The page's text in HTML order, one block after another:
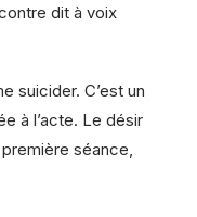
dit à voix
suicider. C’est un
à l’acte. Le désir
séance,